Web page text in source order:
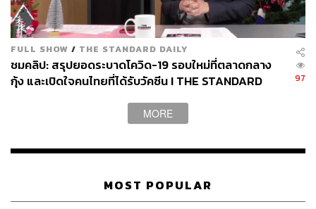
FULL SHOW / THE STANDARD DAILY
ชมคลิป: สรุปยอดระบาดโควิด-19 รอบใหม่ที่ตลาดกลาง
กุ้ง และเปิดใจคนไทยที่ได้รับวัคซีน I THE STANDARD
97
MORE
MOST POPULAR